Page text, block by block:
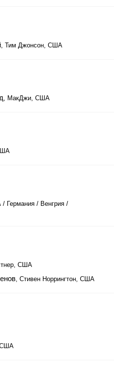
, Тим Джонсон, США
, МакДжи, США
Германия / Венгрия /
США
, Стивен Норрингтон, США
США